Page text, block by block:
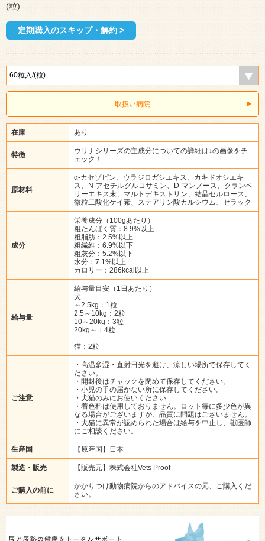
(粒)
定期購入のスキップ・解約 >
取扱い病院
在庫 あり
特徴
ウリナシリーズの主成分についての詳細は↓の画像をチ
ェック！
原材料
α-カセゾピン、ウラジロガシエキス、カキドオシエキ
ス、N-アセチルグルコサミン、D-マンノース、クランベ
リーエキス末、マルトデキストリン、結晶セルロース、
微粒二酸化ケイ素、ステアリン酸カルシウム、セラック
成分
栄養成分（100gあたり）
粗たんぱく質：8.9%以上
粗脂肪：2.5%以上
粗繊維：6.9%以下
粗灰分：5.2%以下
水分：7.1%以上
カロリー：286kcal以上
給与量
給与量目安（1日あたり）
犬
～2.5kg：1粒
2.5～10kg：2粒
10～20kg：3粒
20kg～：4粒
猫：2粒
ご注意
・高温多湿・直射日光を避け、涼しい場所で保存してく
ださい。
・開封後はチャックを閉めて保存してください。
・小児の手の届かない所に保存してください。
・犬猫のみにお使いください
・着色料は使用しておりません。ロット毎に多少色が異
なる場合がございますが、品質に問題はございません。
・犬猫に異常が認められた場合は給与を中止し、獣医師
にご相談ください。
生産国 【原産国】日本
製造・販売 【販売元】株式会社Vets Proof
ご購入の前に
かかりつけ動物病院からのアドバイスの元、ご購入くだ
さい。